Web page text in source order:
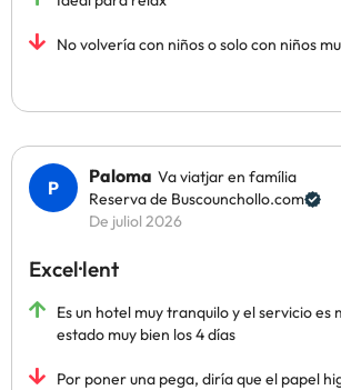
No volvería con niños o solo con niños
Paloma Va viatjar en família
Reserva de Buscounchollo.com
De juliol 2026
Excel·lent
Es un hotel muy tranquilo y el servicio es
estado muy bien los 4 días
Por poner una pega, diría que el papel